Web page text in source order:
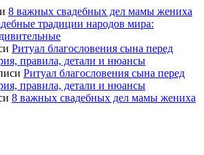
8 важных свадебных дел мамы жениха
традиции народов мира:
Ритуал благословения сына перед
правила, детали и нюансы
Ритуал благословения сына перед
правила, детали и нюансы
8 важных свадебных дел мамы жениха